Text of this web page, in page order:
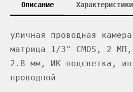
Описание Характеристики
уличная проводная
матрица 1/3" CMOS, 2
2.8 мм, ИК подсветка,
проводной